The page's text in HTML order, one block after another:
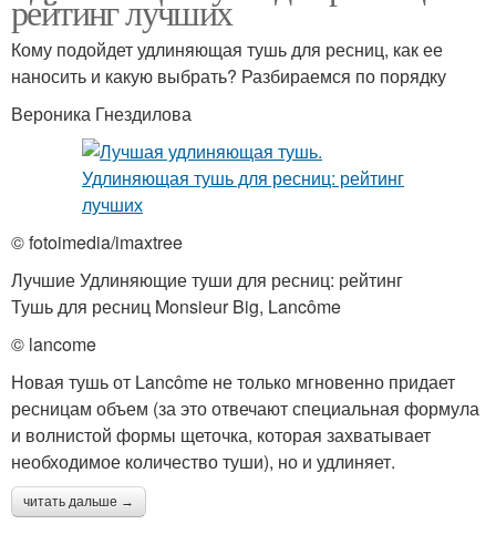
рейтинг лучших
Кому подойдет удлиняющая тушь для ресниц, как ее
наносить и какую выбрать? Разбираемся по порядку
Вероника Гнездилова
© fotoimedia/imaxtree
Лучшие Удлиняющие туши для ресниц: рейтинг
Тушь для ресниц Monsieur Big, Lancôme
© lancome
Новая тушь от Lancôme не только мгновенно придает
ресницам объем (за это отвечают специальная формула
и волнистой формы щеточка, которая захватывает
необходимое количество туши), но и удлиняет.
читать дальше →